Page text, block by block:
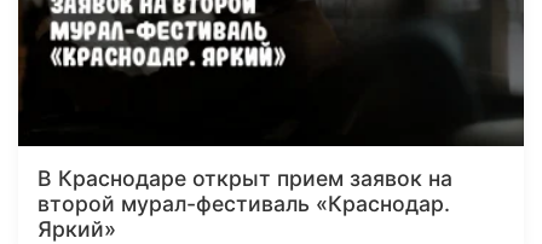
В Краснодаре открыт прием заявок на
второй мурал-фестиваль «Краснодар.
Яркий»